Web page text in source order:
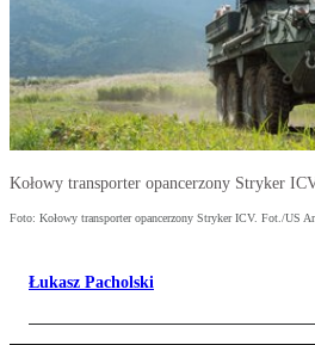
Kołowy transporter opancerzony Stryker
Foto: Kołowy transporter opancerzony Stryker ICV. Fot./US
Łukasz Pacholski